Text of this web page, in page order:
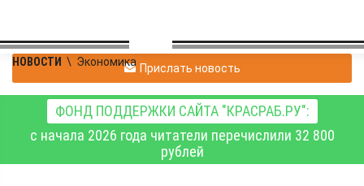
НОВОСТИ \ Экономика Прислать новость
ФОНД ПОДДЕРЖКИ САЙТА "КРАСРАБ.РУ":
с начала 2026 года читатели перечислили 32 800
рублей